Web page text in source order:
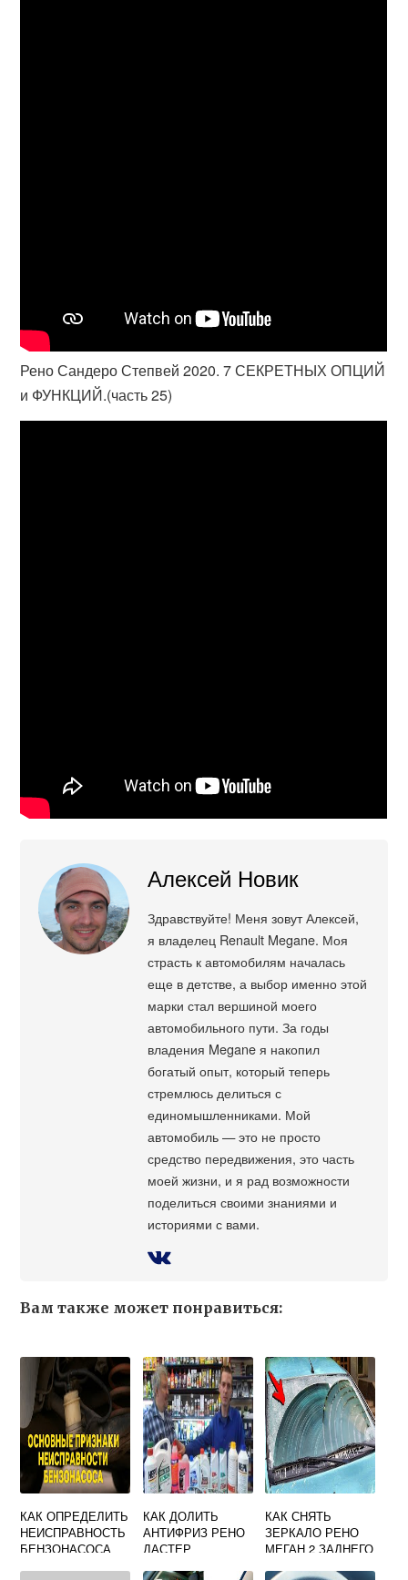
Рено Сандеро Степвей 2020. 7 СЕКРЕТНЫХ ОПЦИЙ
и ФУНКЦИЙ.(часть 25)
Алексей Новик
Здравствуйте! Меня зовут Алексей,
я владелец Renault Megane. Моя
страсть к автомобилям началась
еще в детстве, а выбор именно этой
марки стал вершиной моего
автомобильного пути. За годы
владения Megane я накопил
богатый опыт, который теперь
стремлюсь делиться с
единомышленниками. Мой
автомобиль — это не просто
средство передвижения, это часть
моей жизни, и я рад возможности
поделиться своими знаниями и
историями с вами.
Вам также может понравиться:
КАК ОПРЕДЕЛИТЬ
НЕИСПРАВНОСТЬ
БЕНЗОНАСОСА
КАК ДОЛИТЬ
АНТИФРИЗ РЕНО
ДАСТЕР
КАК СНЯТЬ
ЗЕРКАЛО РЕНО
МЕГАН 2 ЗАДНЕГО